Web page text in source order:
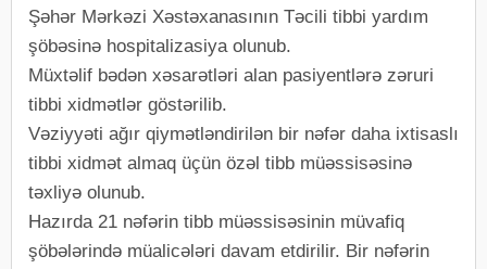
Şəhər Mərkəzi Xəstəxanasının Təcili tibbi yardım
şöbəsinə hospitalizasiya olunub.
Müxtəlif bədən xəsarətləri alan pasiyentlərə zəruri
tibbi xidmətlər göstərilib.
Vəziyyəti ağır qiymətləndirilən bir nəfər daha ixtisaslı
tibbi xidmət almaq üçün özəl tibb müəssisəsinə
təxliyə olunub.
Hazırda 21 nəfərin tibb müəssisəsinin müvafiq
şöbələrində müalicələri davam etdirilir. Bir nəfərin